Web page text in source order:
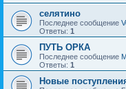
селятино
Последнее сообщение
Ответы: 1
ПУТЬ ОРКА
Последнее сообщение
Ответы: 1
Новые